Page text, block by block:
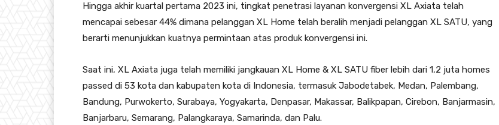
Hingga akhir kuartal pertama 2023 ini, tingkat penetrasi layanan konvergensi XL Axiata telah
mencapai sebesar 44% dimana pelanggan XL Home telah beralih menjadi pelanggan XL SATU, yang
berarti menunjukkan kuatnya permintaan atas produk konvergensi ini.
Saat ini, XL Axiata juga telah memiliki jangkauan XL Home & XL SATU fiber lebih dari 1,2 juta homes
passed di 53 kota dan kabupaten kota di Indonesia, termasuk Jabodetabek, Medan, Palembang,
Bandung, Purwokerto, Surabaya, Yogyakarta, Denpasar, Makassar, Balikpapan, Cirebon, Banjarmasin,
Banjarbaru, Semarang, Palangkaraya, Samarinda, dan Palu.